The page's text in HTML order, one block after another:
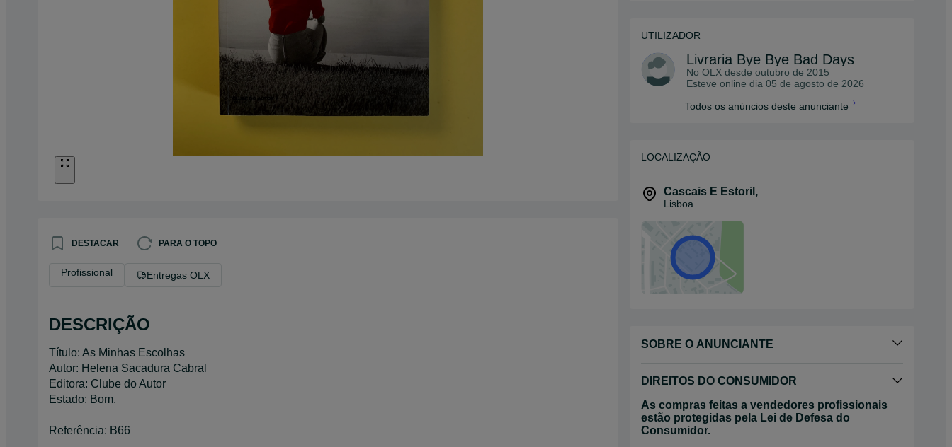
DESTACAR PARA O TOPO
Profissional Entregas OLX
DESCRIÇÃO
Título: As Minhas Escolhas
Autor: Helena Sacadura Cabral
Editora: Clube do Autor
Estado: Bom.
Referência: B66
UTILIZADOR
Livraria Bye Bye Bad Days
No OLX desde outubro de 2015
Esteve online dia 05 de agosto de 2026
Todos os anúncios deste anunciante
LOCALIZAÇÃO
Cascais E Estoril ,
Lisboa
SOBRE O ANUNCIANTE
DIREITOS DO CONSUMIDOR
As compras feitas a vendedores profissionais
estão protegidas pela Lei de Defesa do
Consumidor.